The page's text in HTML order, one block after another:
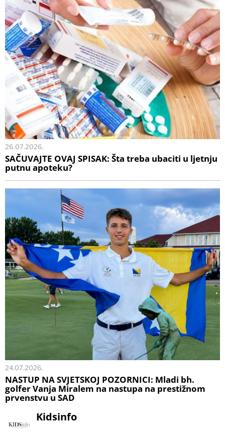
26.07.2026.
SAČUVAJTE OVAJ SPISAK: Šta treba ubaciti u ljetnju
putnu apoteku?
24.07.2026.
NASTUP NA SVJETSKOJ POZORNICI: Mladi bh.
golfer Vanja Miralem na nastupa na prestižnom
prvenstvu u SAD
Kidsinfo